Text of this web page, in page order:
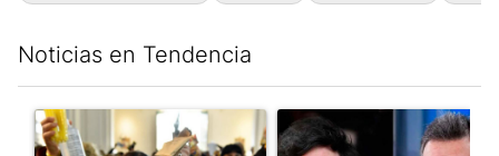
Noticias en Tendencia
Un artículo de tendencia con el título "San Cayetano 2026:
Un artículo de tendencia